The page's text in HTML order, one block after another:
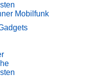
Mobilfunk